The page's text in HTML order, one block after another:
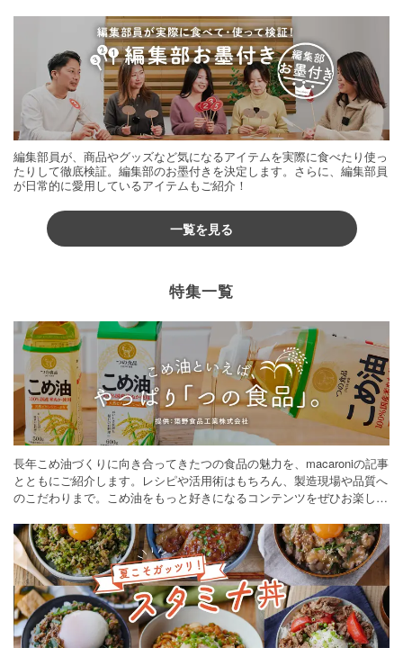
編集部員が、商品やグッズなど気になるアイテムを実際に食べたり使っ
たりして徹底検証。編集部のお墨付きを決定します。さらに、編集部員
が日常的に愛用しているアイテムもご紹介！
一覧を見る
特集一覧
長年こめ油づくりに向き合ってきたつの食品の魅力を、macaroniの記事
とともにご紹介します。レシピや活用術はもちろん、製造現場や品質へ
のこだわりまで。こめ油をもっと好きになるコンテンツをぜひお楽しみ